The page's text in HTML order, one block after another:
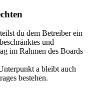
du dem Betreiber ein
und
im Rahmen des Boards
a bleibt auch
bestehen.